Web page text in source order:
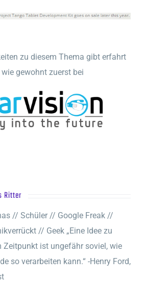
zu diesem Thema gibt erfahrt
wie gewohnt zuerst bei
Ritter
// Schüler // Google Freak //
// Geek „Eine Idee zu
Zeitpunkt ist ungefähr soviel, wie
so verarbeiten kann.“ -Henry Ford,